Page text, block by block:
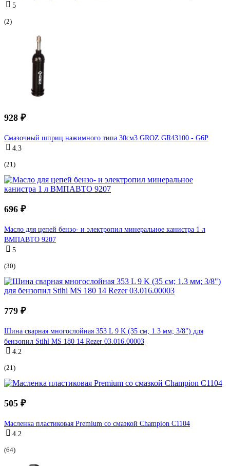
5
(2)
928 ₽
Смазочный шприц нажимного типа 30см3 GROZ GR43100 - G6P
4.3
(21)
696 ₽
Масло для цепей бензо- и электропил минеральное канистра 1 л
ВМПАВТО 9207
5
(30)
779 ₽
Шина сварная многослойная 353 L 9 K (35 см; 1.3 мм; 3/8") для
бензопил Stihl MS 180 14 Rezer 03.016.00003
4.2
(21)
505 ₽
Масленка пластиковая Premium со смазкой Champion C1104
4.2
(64)